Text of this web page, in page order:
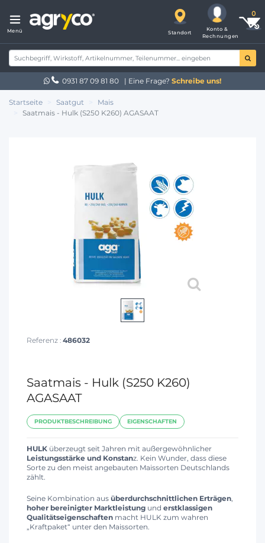
Menü Standort
Konto &
Rechnungen
0931 87 09 81 80 | Eine Frage? Schreibe uns!
Startseite Saatgut
Mais
Saatmais - Hulk (S250 K260) AGASAAT
Referenz : 486032
Saatmais - Hulk (S250 K260)
AGASAAT
PRODUKTBESCHREIBUNG EIGENSCHAFTEN
HULK überzeugt seit Jahren mit außergewöhnlicher
Leistungsstärke und Konstanz. Kein Wunder, dass diese
Sorte zu den meist angebauten Maissorten Deutschlands
zählt.
Seine Kombination aus überdurchschnittlichen Erträgen,
hoher bereinigter Marktleistung und erstklassigen
Qualitätseigenschaften macht HULK zum wahren
„Kraftpaket“ unter den Maissorten.